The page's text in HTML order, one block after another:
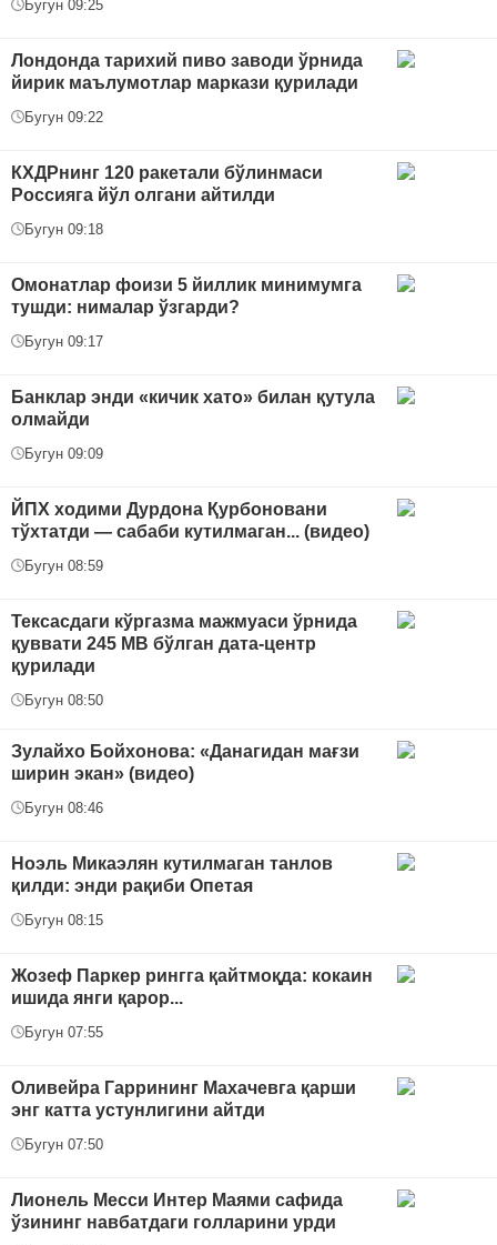
Бугун 09:25
Лондонда тарихий пиво заводи ўрнида
йирик маълумотлар маркази қурилади
Бугун 09:22
КХДРнинг 120 ракетали бўлинмаси
Россияга йўл олгани айтилди
Бугун 09:18
Омонатлар фоизи 5 йиллик минимумга
тушди: нималар ўзгарди?
Бугун 09:17
Банклар энди «кичик хато» билан қутула
олмайди
Бугун 09:09
ЙПХ ходими Дурдона Қурбоновани
тўхтатди — сабаби кутилмаган... (видео)
Бугун 08:59
Тексасдаги кўргазма мажмуаси ўрнида
қуввати 245 МВ бўлган дата-центр
қурилади
Бугун 08:50
Зулайхо Бойхонова: «Данагидан мағзи
ширин экан» (видео)
Бугун 08:46
Ноэль Микаэлян кутилмаган танлов
қилди: энди рақиби Опетая
Бугун 08:15
Жозеф Паркер рингга қайтмоқда: кокаин
ишида янги қарор...
Бугун 07:55
Оливейра Гаррининг Махачевга қарши
энг катта устунлигини айтди
Бугун 07:50
Лионель Месси Интер Маями сафида
ўзининг навбатдаги голларини урди